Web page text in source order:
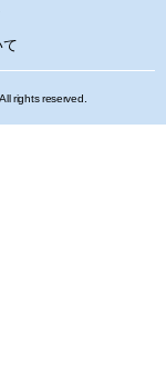
て
rights reserved.